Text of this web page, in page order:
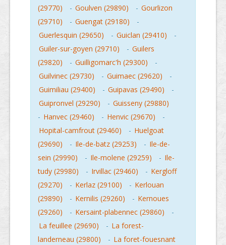
(29770)
- Goulven (29890) - Gourlizon
(29710)
- Guengat (29180)
-
Guerlesquin (29650)
- Guiclan (29410)
-
Guiler-sur-goyen (29710)
- Guilers
(29820)
- Guilligomarc'h (29300)
-
Guilvinec (29730)
- Guimaec (29620)
-
Guimiliau (29400)
- Guipavas (29490)
-
Guipronvel (29290)
- Guisseny (29880)
- Hanvec (29460) - Henvic (29670)
-
Hopital-camfrout (29460)
- Huelgoat
(29690)
- Ile-de-batz (29253) - Ile-de-
sein (29990)
- Ile-molene (29259) - Ile-
tudy (29980)
- Irvillac (29460) - Kergloff
(29270)
- Kerlaz (29100) - Kerlouan
(29890)
- Kernilis (29260) - Kernoues
(29260)
- Kersaint-plabennec (29860)
-
La feuillee (29690)
- La forest-
landerneau (29800)
- La foret-fouesnant